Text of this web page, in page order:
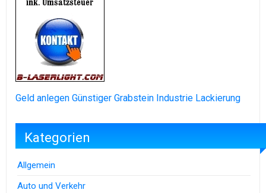
Geld anlegen Günstiger Grabstein Industrie Lackierung
Kategorien
Allgemein
Auto und Verkehr